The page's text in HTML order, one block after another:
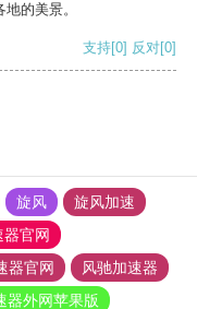
的美景。
支持[0] 反对[0]
旋风
旋风加速
官网
器官网
风驰加速器
器外网苹果版